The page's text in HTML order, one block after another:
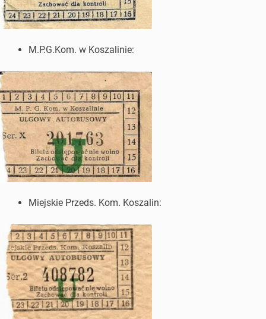
M.P.G.Kom. w Koszalinie:
Miejskie Przeds. Kom. Koszalin: